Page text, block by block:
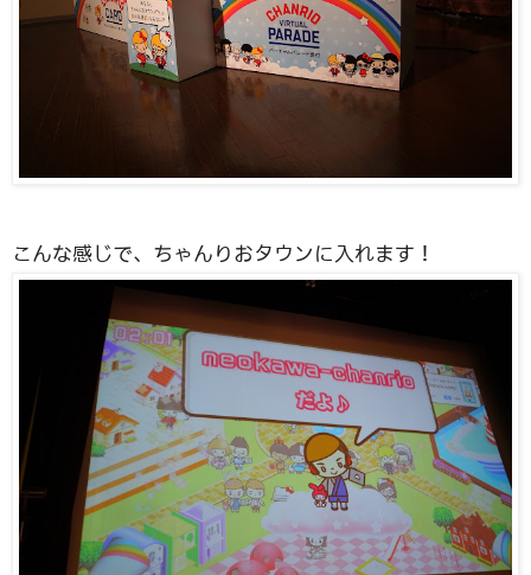
こんな感じで、ちゃんりおタウンに入れます！